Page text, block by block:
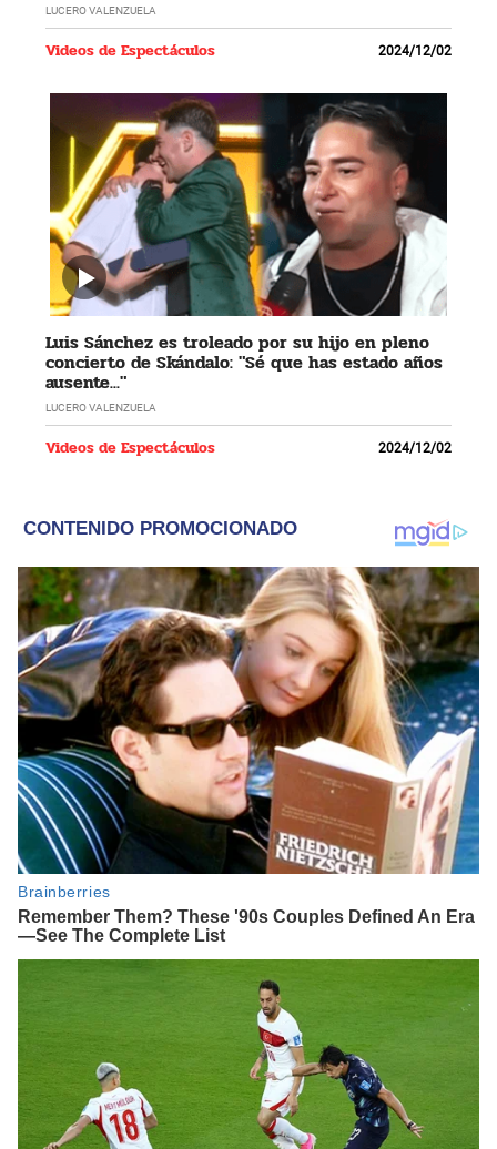
LUCERO VALENZUELA
Videos de Espectáculos 2024/12/02
Luis Sánchez es troleado por su hijo en pleno
concierto de Skándalo: "Sé que has estado años
ausente..."
LUCERO VALENZUELA
Videos de Espectáculos 2024/12/02